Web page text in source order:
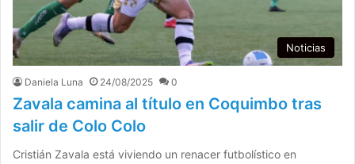
Noticias
Daniela Luna 24/08/2025 0
Zavala camina al título en Coquimbo tras
salir de Colo Colo
Cristián Zavala está viviendo un renacer futbolístico en